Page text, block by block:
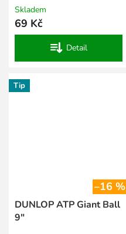
Skladem
69 Kč
Detail
Tip
–16 %
DUNLOP ATP Giant Ball
9"